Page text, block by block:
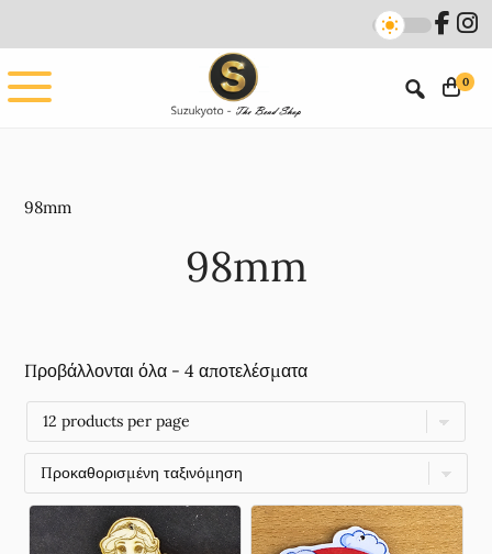
main
content
footer
0
98mm
98mm
Προβάλλονται όλα - 4 αποτελέσματα